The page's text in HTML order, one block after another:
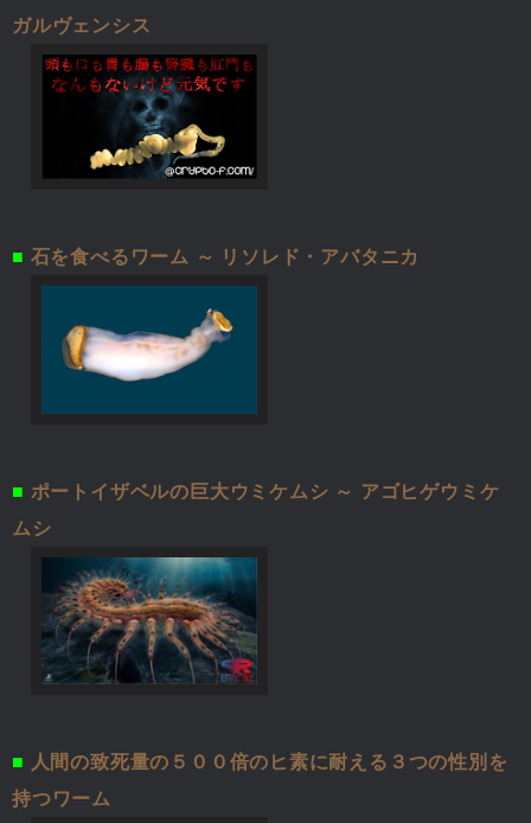
ガルヴェンシス
■ 石を食べるワーム ～ リソレド・アバタニカ
■ ポートイザベルの巨大ウミケムシ ～ アゴヒゲウミケ
ムシ
■ 人間の致死量の５００倍のヒ素に耐える３つの性別を
持つワーム